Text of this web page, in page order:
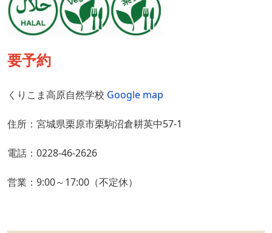
要予約
くりこま高原自然学校 Google map
住所：宮城県栗原市栗駒沼倉耕英中57-1
電話：0228-46-2626
営業：9:00～17:00（不定休）